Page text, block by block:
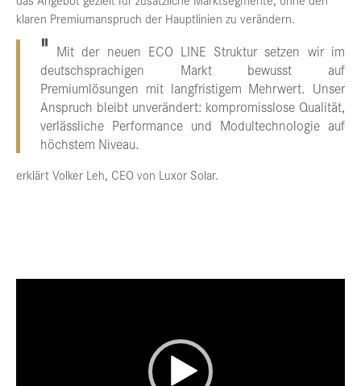
klaren Premiumanspruch der Hauptlinien zu verändern.
Mit der neuen ECO LINE Struktur setzen wir im
deutschsprachigen Markt bewusst auf
Premiumlösungen mit langfristigem Mehrwert. Unser
Anspruch bleibt unverändert: kompromisslose Qualität,
verlässliche Performance und Modultechnologie auf
höchstem Niveau.
erklärt Volker Leh, CEO von Luxor Solar.